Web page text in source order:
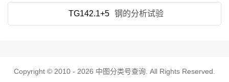
TG142.1+5 钢的分析试验
Copyright © 2010 - 2026 中图分类号查询 . All Rights Reserved.